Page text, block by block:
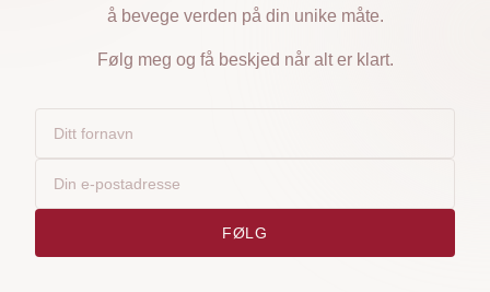
å bevege verden på din unike måte.
Følg meg og få beskjed når alt er klart.
FØLG